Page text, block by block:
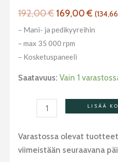
192,00€ 169,00€ (
– Mani- ja pedikyyreihin
– max 35 000 rpm
– Kosketuspaneeli
Saatavuus: Vain 1
LISÄÄ
Varastossa olevat
viimeistään seuraavana